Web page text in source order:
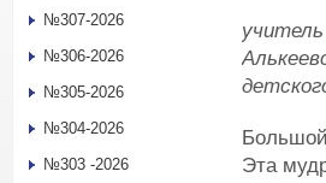
Эта
№307-2026
№306-2026
№305-2026
№304-2026
№303 -2026